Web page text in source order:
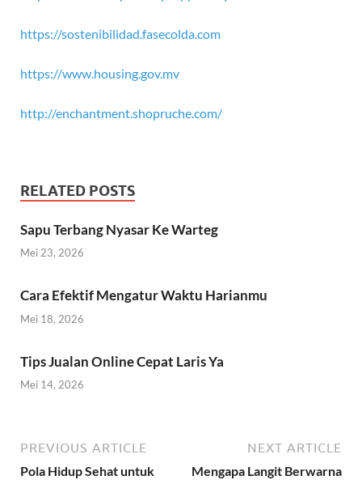
https://sostenibilidad.fasecolda.com
https://www.housing.gov.mv
http://enchantment.shopruche.com/
RELATED POSTS
Sapu Terbang Nyasar Ke Warteg
Mei 23, 2026
Cara Efektif Mengatur Waktu Harianmu
Mei 18, 2026
Tips Jualan Online Cepat Laris Ya
Mei 14, 2026
PREVIOUS ARTICLE
Pola Hidup Sehat untuk
NEXT ARTICLE
Mengapa Langit Berwarna